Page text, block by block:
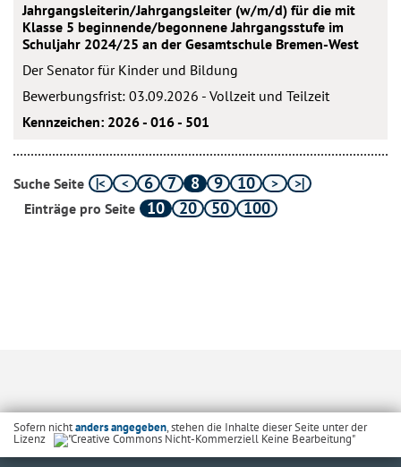
Jahrgangsleiterin/Jahrgangsleiter (w/m/d) für die mit
Klasse 5 beginnende/begonnene Jahrgangsstufe im
Schuljahr 2024/25 an der Gesamtschule Bremen-West
Der Senator für Kinder und Bildung
Bewerbungsfrist: 03.09.2026 - Vollzeit und Teilzeit
Kennzeichen: 2026 - 016 - 501
Suche Seite 6 7 8 9 10
Einträge pro Seite 10 20 50 100
Sofern nichtanders angegeben, stehen die Inhalte dieser Seite unter der
Lizenz